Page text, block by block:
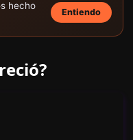
22/05/2025
hecho
Entiendo